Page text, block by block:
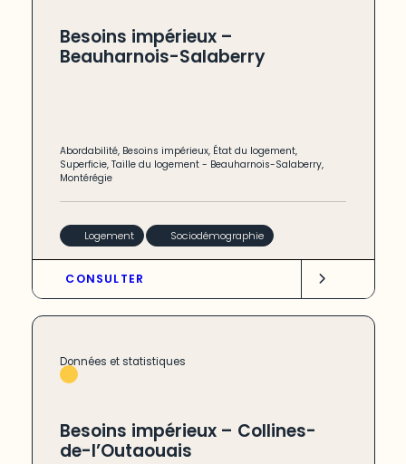
Besoins impérieux –
Beauharnois-Salaberry
Abordabilité, Besoins impérieux, État du logement,
Superficie,Taille du logement - Beauharnois-Salaberry,
Montérégie
Logement Sociodémographie
CONSULTER
Données et statistiques
Besoins impérieux – Collines-
de-l’Outaouais